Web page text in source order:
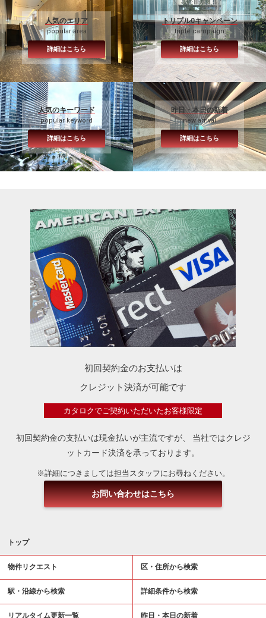
人気のエリア
popular area
詳細はこちら
トリプル0キャンペーン
triple campaign
詳細はこちら
人気のキーワード
popular keyword
詳細はこちら
昨日・本日の新着
new arrival
詳細はこちら
初回契約金のお支払いは
クレジット決済が可能です
カタロクでご契約いただいたお客様限定
初回契約金の支払いは現金払いが主流ですが、
当社ではクレジ
ットカード決済を承っております。
※詳細につきましては担当スタッフにお尋ねください。
お問い合わせはこちら
トップ
物件リクエスト 区・住所から検索
駅・沿線から検索 詳細条件から検索
リアルタイム更新一覧 昨日・本日の新着